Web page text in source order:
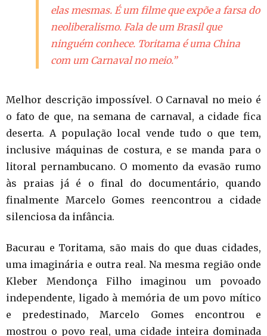
elas mesmas. É um filme que expõe a farsa do
neoliberalismo. Fala de um Brasil que
ninguém conhece. Toritama é uma China
com um Carnaval no meio.”
Melhor descrição impossível. O Carnaval no meio é
o fato de que, na semana de carnaval, a cidade fica
deserta. A população local vende tudo o que tem,
inclusive máquinas de costura, e se manda para o
litoral pernambucano. O momento da evasão rumo
às praias já é o final do documentário, quando
finalmente Marcelo Gomes reencontrou a cidade
silenciosa da infância.
Bacurau e Toritama, são mais do que duas cidades,
uma imaginária e outra real. Na mesma região onde
Kleber Mendonça Filho imaginou um povoado
independente, ligado à memória de um povo mítico
e predestinado, Marcelo Gomes encontrou e
mostrou o povo real, uma cidade inteira dominada